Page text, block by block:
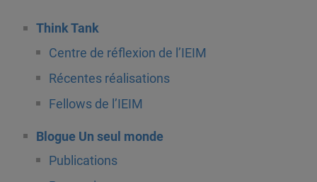
Think Tank
Centre de réflexion de l’IEIM
Récentes réalisations
Fellows de l’IEIM
Blogue Un seul monde
Publications